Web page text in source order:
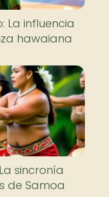
La influencia
hawaiana
sincronía
de Samoa